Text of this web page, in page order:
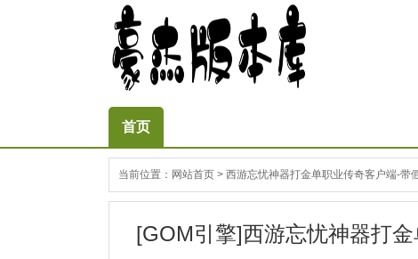
首页
当前位置： 网站首页 > 西游忘忧神器打金单职业传奇客户端-带
[GOM引擎]西游忘忧神器打